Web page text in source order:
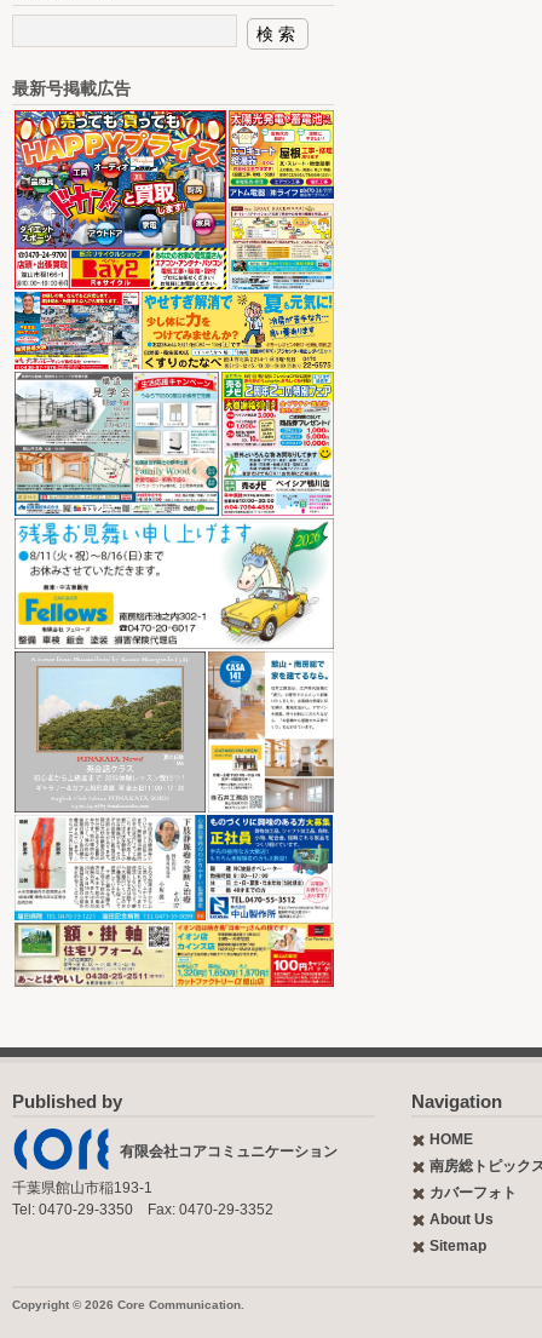
最新号掲載広告
Published by
有限会社コアコミュニケーション
千葉県館山市稲193-1
Tel: 0470-29-3350 Fax: 0470-29-3352
Navigation
HOME
南房総トピック
カバーフォト
About Us
Sitemap
Copyright © 2026 Core Communication.